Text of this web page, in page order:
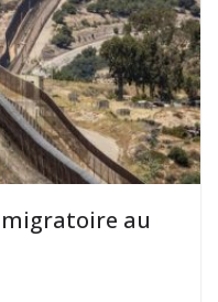
migratoire au